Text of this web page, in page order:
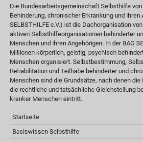
Die Bundesarbeitsgemeinschaft Selbsthilfe
Behinderung, chronischer Erkrankung und ihren
SELBSTHILFE e.V.) ist die Dachorganisation
aktiven Selbsthilfeorganisationen behinderter
Menschen und ihren Angehörigen. In der BAG
Millionen körperlich, geistig, psychisch
Menschen organisiert. Selbstbestimmung,
Rehabilitation und Teilhabe behinderter und
Menschen sind die Grundsätze, nach denen die
die rechtliche und tatsächliche Gleichstellung
kranker Menschen eintritt.
Startseite
Basiswissen Selbsthilfe